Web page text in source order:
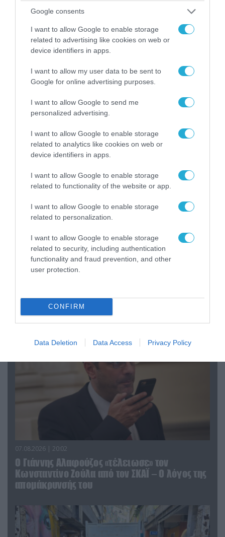
Google consents
I want to allow Google to enable storage
related to advertising like cookies on web or
device identifiers in apps.
I want to allow my user data to be sent to
Google for online advertising purposes.
I want to allow Google to send me
personalized advertising.
I want to allow Google to enable storage
related to analytics like cookies on web or
device identifiers in apps.
I want to allow Google to enable storage
related to functionality of the website or app.
I want to allow Google to enable storage
related to personalization.
I want to allow Google to enable storage
related to security, including authentication
functionality and fraud prevention, and other
user protection.
CONFIRM
Data Deletion Data Access Privacy Policy
09.08.2026 | 17:02
έχει συνέχεια και συνέπεια»
του Αρκά για τα τατουάζ (φωτο)
07.08.2026 | 20:02
Ο Γιάννης Αλαφούζος «τέλειωσε» τον
Κωνσταντίνο Ζούλα από τον ΣΚΑΪ – Ο λόγος της
απομάκρυνσής του